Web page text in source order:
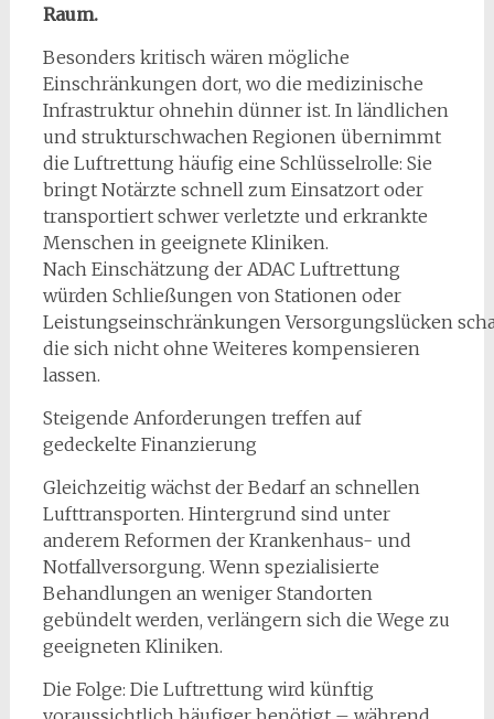
Raum.
Besonders kritisch wären mögliche
Einschränkungen dort, wo die medizinische
Infrastruktur ohnehin dünner ist. In ländlichen
und strukturschwachen Regionen übernimmt
die Luftrettung häufig eine Schlüsselrolle: Sie
bringt Notärzte schnell zum Einsatzort oder
transportiert schwer verletzte und erkrankte
Menschen in geeignete Kliniken.
Nach Einschätzung der ADAC Luftrettung
würden Schließungen von Stationen oder
Leistungseinschränkungen Versorgungslücken
die sich nicht ohne Weiteres kompensieren
lassen.
Steigende Anforderungen treffen auf
gedeckelte Finanzierung
Gleichzeitig wächst der Bedarf an schnellen
Lufttransporten. Hintergrund sind unter
anderem Reformen der Krankenhaus- und
Notfallversorgung. Wenn spezialisierte
Behandlungen an weniger Standorten
gebündelt werden, verlängern sich die Wege zu
geeigneten Kliniken.
Die Folge: Die Luftrettung wird künftig